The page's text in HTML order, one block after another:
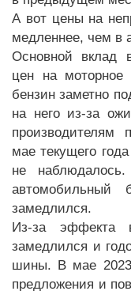
А вот цены на
медленнее, чем в
Основной вклад
цен на
бензин заметно
на него из-за
мае текущего
не
автомобильный
замедлился.
Из-за эффекта
замедлился и
шины. В мае 2023
предложения и